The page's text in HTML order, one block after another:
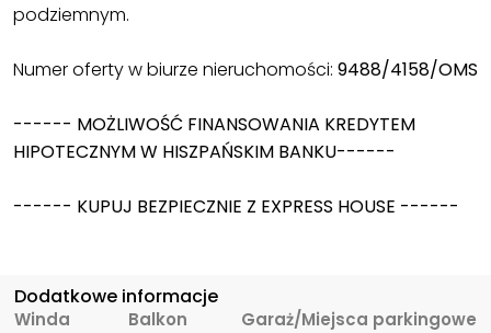
podziemnym.
Numer oferty w biurze nieruchomości: 9488/4158/OMS
------ MOŻLIWOŚĆ FINANSOWANIA KREDYTEM
HIPOTECZNYM W HISZPAŃSKIM BANKU------
------ KUPUJ BEZPIECZNIE Z EXPRESS HOUSE ------
Dodatkowe informacje
Winda
Balkon
Garaż/Miejsca parkingowe